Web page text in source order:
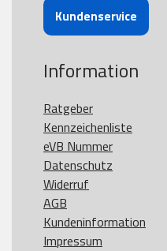
Kundenservice
Information
Ratgeber
Kennzeichenliste
eVB Nummer
Datenschutz
Widerruf
AGB
Kundeninformation
Impressum